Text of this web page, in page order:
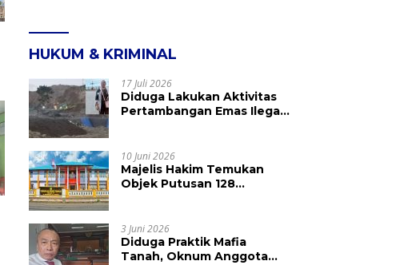
HUKUM & KRIMINAL
17 Juli 2026
Diduga Lakukan Aktivitas
Pertambangan Emas Ilegal
Tangkap Vinni Sondakh
10 Juni 2026
Majelis Hakim Temukan
Objek Putusan 128
Atas Putusan PN Tondano
3 Juni 2026
Diduga Praktik Mafia
Tanah, Oknum Anggota